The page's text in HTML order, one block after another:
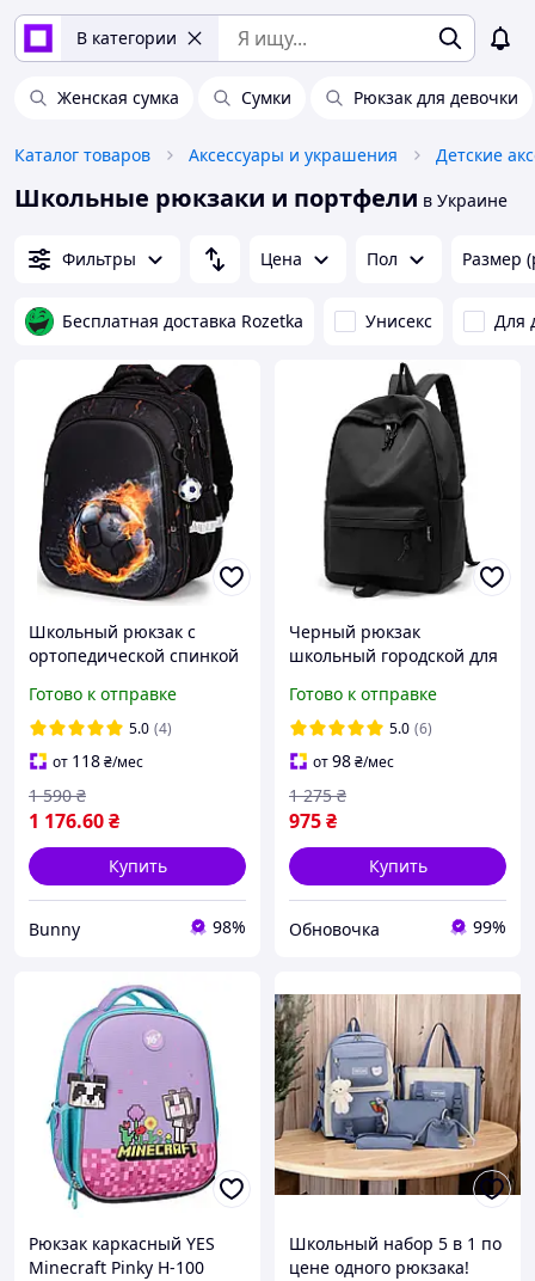
В категории
Женская сумка Сумки Рюкзак для девочки
Каталог товаров Аксессуары и украшения Детские
Школьные рюкзаки и портфели в Украине
Фильтры Цена Пол Размер
Бесплатная доставка Rozetka Унисекс Для
Школьный рюкзак с
ортопедической спинкой
School Standard 38х30х18
см для первоклассника
Готово к отправке
5.0 (4)
от 118₴/мес
1 176.60₴
1 590 ₴
Купить
Bunny 98%
Черный рюкзак
школьный городской для
подростковый портфель в
школу для подростка
студента
Готово к отправке
5.0 (6)
от98₴/мес
975₴
1 275 ₴
Купить
Обновочка 99%
Рюкзак каркасный YES
Minecraft Pinky H-100
Школьный набор 5 в 1 по
цене одного рюкзака!